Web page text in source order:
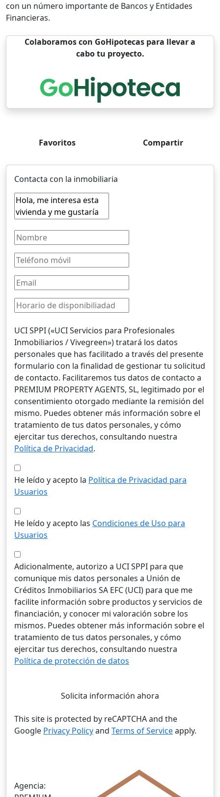
con un número importante de Bancos y Entidades
Financieras.
Colaboramos con GoHipotecas para llevar a
cabo tu proyecto.
Favoritos Compartir
Contacta con la inmobiliaria
UCI SPPI («UCI Servicios para Profesionales
Inmobiliarios / Vivegreen») tratará los datos
personales que has facilitado a través del presente
formulario con la finalidad de gestionar tu solicitud
de contacto. Facilitaremos tus datos de contacto a
PREMIUM PROPERTY AGENTS, SL, legitimado por el
consentimiento otorgado mediante la remisión del
mismo. Puedes obtener más información sobre el
tratamiento de tus datos personales, y cómo
ejercitar tus derechos, consultando nuestra
Política de Privacidad.
He leído y acepto la Política de Privacidad para
Usuarios
He leído y acepto las Condiciones de Uso para
Usuarios
Adicionalmente, autorizo a UCI SPPI para que
comunique mis datos personales a Unión de
Créditos Inmobiliarios SA EFC (UCI) para que me
facilite información sobre productos y servicios de
financiación, y conocer mi valoración sobre los
mismos. Puedes obtener más información sobre el
tratamiento de tus datos personales, y cómo
ejercitar tus derechos, consultando nuestra
Política de protección de datos
Solicita información ahora
This site is protected by reCAPTCHA and the
Google Privacy Policyand Terms of Serviceapply.
Agencia: